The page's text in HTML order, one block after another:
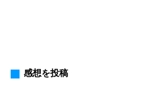
感想を投稿